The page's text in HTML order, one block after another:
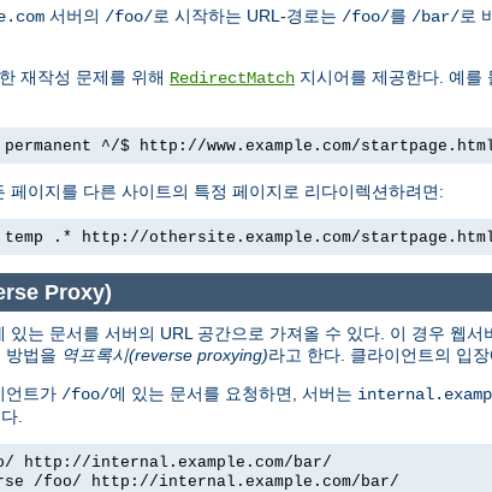
서버의 /foo/로 시작하는 URL-경로는 /foo/를 /bar/로
재작성 문제를 위해 RedirectMatch 지시어를 제공한다. 예를
permanent ^/$ http://www.example.com/
페이지를 다른 사이트의 특정 페이지로 리다이렉션하려면:
temp .* http://othersite.example.com/
Proxy)
있는 문서를 서버의 URL 공간으로 가져올 수 있다. 이 경우 웹
방법을 역프록시(reverse proxying)라고 한다. 클라이언트의 입
언트가 /foo/에 있는 문서를 요청하면, 서버는
.
http://internal.example.com/bar/
/foo/ http://internal.example.com/bar/